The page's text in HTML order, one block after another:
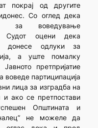
покрај од другите
Со оглед дека
за воведување
Судот оцени дека
донесе одлуки за
а уште помалку
претпријатие
воведе партиципација
лица за изградба на
и ако се претпостави
Општината и
не можеле да